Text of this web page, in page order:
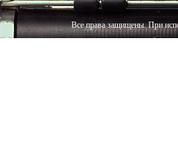
Все права защищены. При